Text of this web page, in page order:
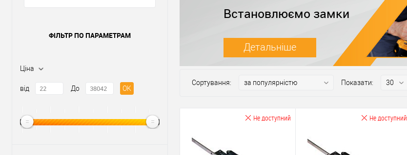
ФІЛЬТР ПО ПАРАМЕТРАМ
Ціна
від До OK
Встановлюємо замки
Детальніше
Сортування: Показати:
Не доступний Не доступний